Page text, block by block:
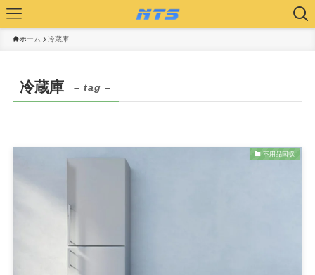
ホーム 冷蔵庫
冷蔵庫 – tag –
不用品回収